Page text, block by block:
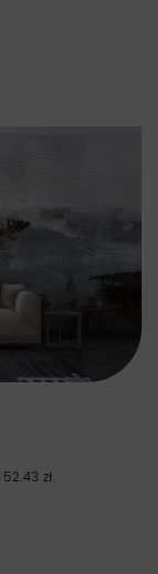
52.43 zł.